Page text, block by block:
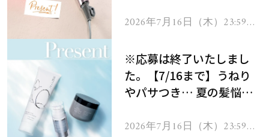
ヘアドライヤー ジュエル
2026年7月16日（木）23:59ま
※応募は終了いたしまし
た。【7/16まで】うねり
やパサつき… 夏の髪悩み
ムを13名様にプレゼン
2026年7月16日（木）23:59ま